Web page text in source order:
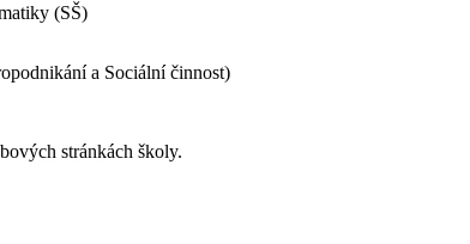
(SŠ)
a Sociální činnost)
stránkách školy.